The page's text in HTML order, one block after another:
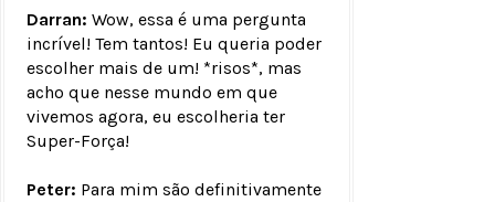
Darran: Wow, essa é uma pergunta
incrível! Tem tantos! Eu queria poder
escolher mais de um! *risos*, mas
acho que nesse mundo em que
vivemos agora, eu escolheria ter
Super-Força!
Peter: Para mim são definitivamente